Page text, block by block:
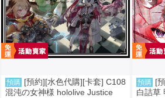
預購 [預約][水色代購][卡套] C108
混沌の女神様 hololive Justice
預購 [
白詰草